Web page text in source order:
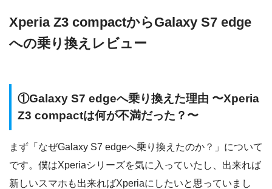
Xperia Z3 compactからGalaxy S7 edge
への乗り換えレビュー
①Galaxy S7 edgeへ乗り換えた理由 〜Xperia
Z3 compactは何が不満だった？〜
まず「なぜGalaxy S7 edgeへ乗り換えたのか？」について
です。僕はXperiaシリーズを気に入っていたし、出来れば
新しいスマホも出来ればXperiaにしたいと思っていまし